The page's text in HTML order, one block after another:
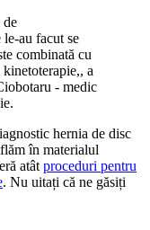
de
au facut se
combinată cu
a
- medic
hernia de disc
în materialul
atât proceduri pentru
. Nu uitați că ne găsiți